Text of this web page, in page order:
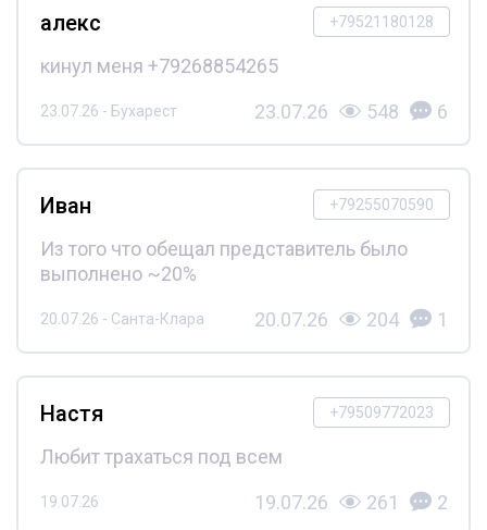
+79521180128
алекс
кинул меня +79268854265
23.07.26 - Бухарест 23.07.26 548 6
+79255070590
Иван
Из того что обещал представитель было
выполнено ~20%
20.07.26 - Санта-Клара 20.07.26 204 1
+79509772023
Настя
Любит трахаться под всем
19.07.26 19.07.26 261 2